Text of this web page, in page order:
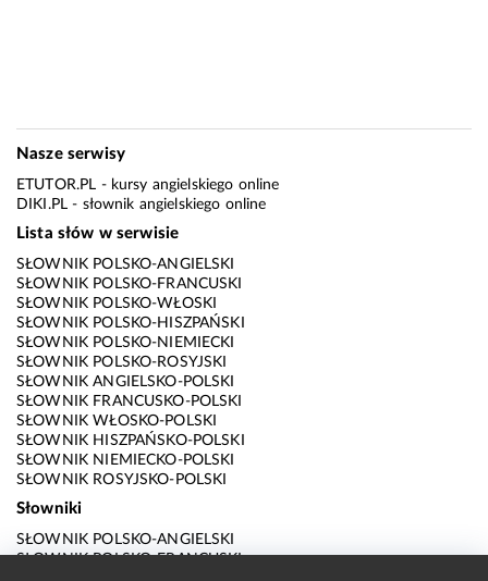
Nasze serwisy
ETUTOR.PL - kursy angielskiego online
DIKI.PL - słownik angielskiego online
Lista słów w serwisie
SŁOWNIK POLSKO-ANGIELSKI
SŁOWNIK POLSKO-FRANCUSKI
SŁOWNIK POLSKO-WŁOSKI
SŁOWNIK POLSKO-HISZPAŃSKI
SŁOWNIK POLSKO-NIEMIECKI
SŁOWNIK POLSKO-ROSYJSKI
SŁOWNIK ANGIELSKO-POLSKI
SŁOWNIK FRANCUSKO-POLSKI
SŁOWNIK WŁOSKO-POLSKI
SŁOWNIK HISZPAŃSKO-POLSKI
SŁOWNIK NIEMIECKO-POLSKI
SŁOWNIK ROSYJSKO-POLSKI
Słowniki
SŁOWNIK POLSKO-ANGIELSKI
SŁOWNIK POLSKO-FRANCUSKI